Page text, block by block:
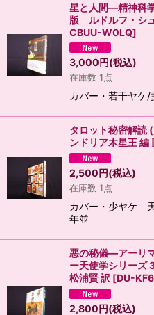
星と人間―精神科
版 ルドルフ・シ
CBUU-W0LQ]
3,000円(税込)
在庫数 1点
カバー・若干ヤ
タロット秘密解
ンドリア木星王 編
2,500円(税込)
在庫数 1点
カバー・少ヤケ
年並
悪の秘儀―アーリ
ー天使学シリー
松浦賢 訳 [DU-
2,800円(税込)